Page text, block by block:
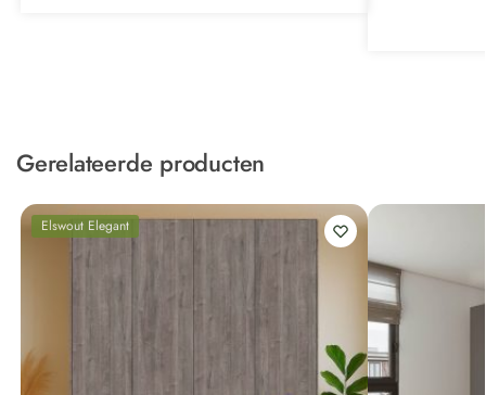
Gerelateerde producten
Elswout Elegant